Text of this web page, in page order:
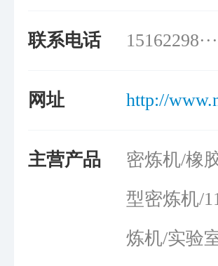
联系电话 15162298···
网址 http://
主营产品
密炼机/橡
型密炼机/
炼机/实验